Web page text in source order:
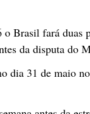
Brasil fará
da disputa do
dia 31 de maio